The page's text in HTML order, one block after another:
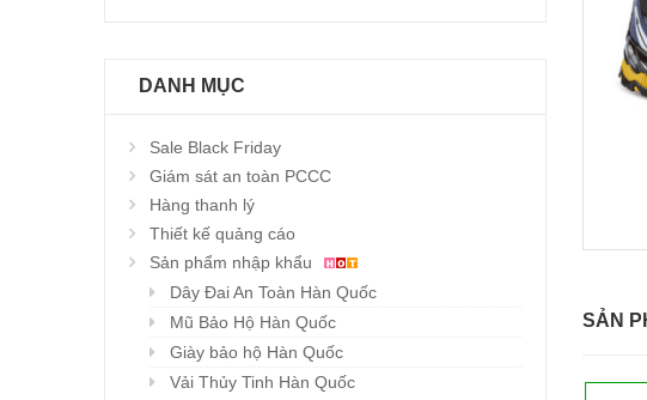
DANH MỤC
Sale Black Friday
Giám sát an toàn PCCC
Hàng thanh lý
Thiết kế quảng cáo
Sản phẩm nhập khẩu
Dây Đai An Toàn Hàn Quốc
Mũ Bảo Hộ Hàn Quốc
Giày bảo hộ Hàn Quốc
Vải Thủy Tinh Hàn Quốc
SẢN